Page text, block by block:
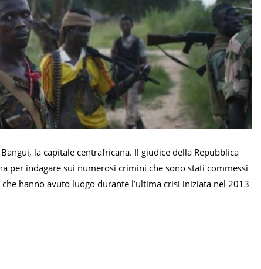
la capitale centrafricana. Il giudice della Repubblica
per indagare sui numerosi crimini che sono stati commessi
hanno avuto luogo durante l’ultima crisi iniziata nel 2013